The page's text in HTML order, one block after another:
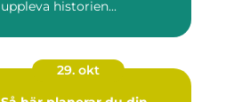
uppleva historien...
29. okt